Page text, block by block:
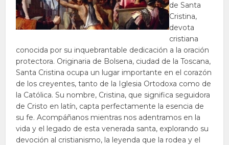
de Santa
Cristina,
devota
cristiana
conocida por su inquebrantable dedicación a la oración
protectora. Originaria de Bolsena, ciudad de la Toscana,
Santa Cristina ocupa un lugar importante en el corazón
de los creyentes, tanto de la Iglesia Ortodoxa como de
la Católica. Su nombre, Cristina, que significa seguidora
de Cristo en latín, capta perfectamente la esencia de
su fe. Acompáñanos mientras nos adentramos en la
vida y el legado de esta venerada santa, explorando su
devoción al cristianismo, la leyenda que la rodea y el